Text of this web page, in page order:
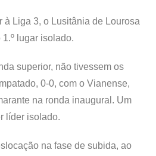
à Liga 3, o Lusitânia de Lourosa
lugar isolado.
superior, não tivessem os
0-0, com o Vianense,
na ronda inaugural. Um
líder isolado.
na fase de subida, ao